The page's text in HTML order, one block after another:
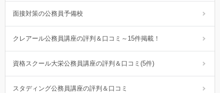
面接対策の公務員予備校
クレアール公務員講座の評判＆口コミ～15件掲載！
資格スクール大栄公務員講座の評判＆口コミ(5件)
スタディング公務員講座の評判＆口コミ